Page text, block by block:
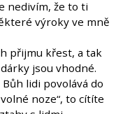
nedivím, že to ti
výroky ve mně
přijmu křest, a tak
jsou vhodné.
lidi povolává do
noze“, to cítíte